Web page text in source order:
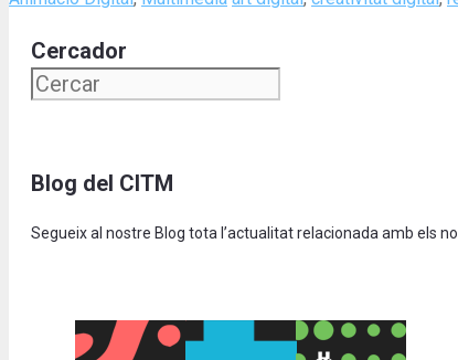
Cercador
Blog del CITM
Segueix al nostre Blog tota l’actualitat relacionada amb els